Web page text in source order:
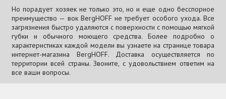
Но порадует хозяек не только это, но и еще одно бесспорное
преимущество — вок BergHOFF не требует особого ухода. Все
загрязнения быстро удаляются с поверхности с помощью мягкой
губки и обычного моющего средства. Более подробно о
характеристиках каждой модели вы узнаете на странице товара
интернет-магазина BergHOFF. Доставка осуществляется по
территории всей страны. Звоните, с удовольствием ответим на
все ваши вопросы.